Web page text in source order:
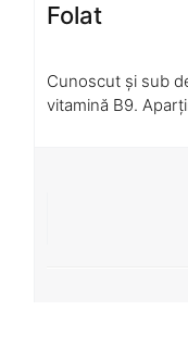
Folat
Cunoscut și sub
vitamină B9.